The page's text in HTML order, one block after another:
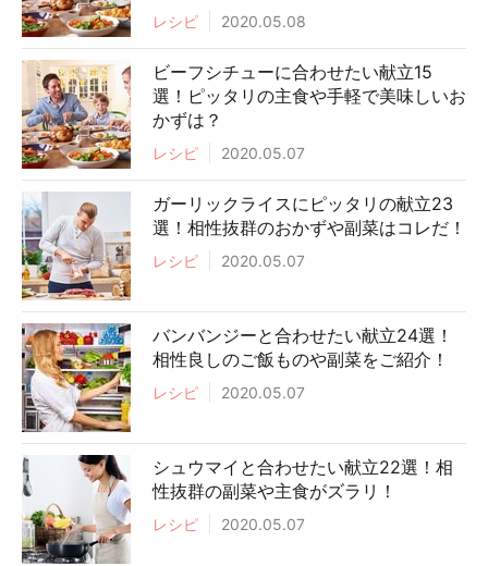
レシピ 2020.05.08
ビーフシチューに合わせたい献立15
選！ピッタリの主食や手軽で美味しいお
かずは？
レシピ 2020.05.07
ガーリックライスにピッタリの献立23
選！相性抜群のおかずや副菜はコレだ！
レシピ 2020.05.07
バンバンジーと合わせたい献立24選！
相性良しのご飯ものや副菜をご紹介！
レシピ 2020.05.07
シュウマイと合わせたい献立22選！相
性抜群の副菜や主食がズラリ！
レシピ 2020.05.07